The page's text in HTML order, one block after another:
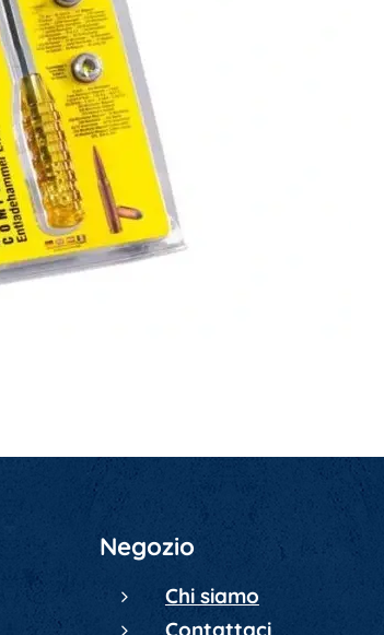
Negozio
Chi siamo
Contattaci